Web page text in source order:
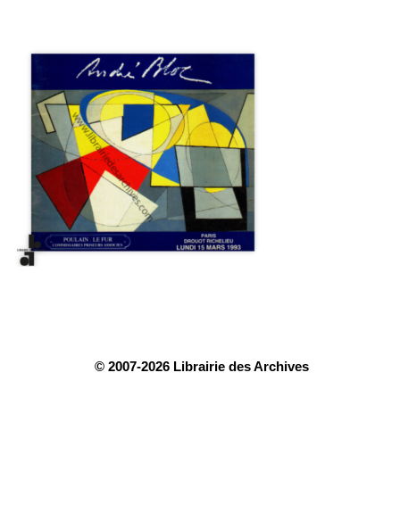
© 2007-2026 Librairie des Archives